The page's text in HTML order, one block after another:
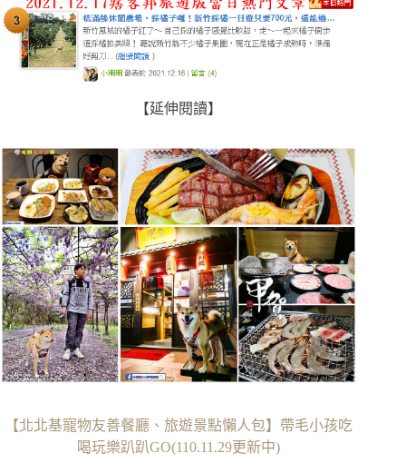
【延伸閱讀】
【北北基寵物友善餐廳、旅遊景點懶人包】帶毛小孩吃
喝玩樂趴趴GO(110.11.29更新中)